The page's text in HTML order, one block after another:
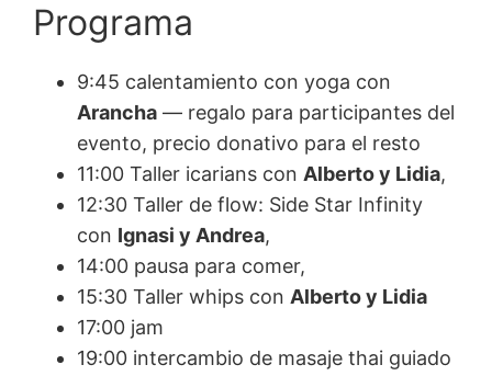
Programa
9:45 calentamiento con yoga con
Arancha — regalo para participantes del
evento, precio donativo para el resto
⁠11:00 Taller icarians conAlberto y Lidia,
⁠12:30 Taller de flow: Side Star Infinity
con Ignasi y Andrea,
⁠14:00 pausa para comer,
⁠15:30 Taller whips conAlberto y Lidia
⁠17:00 jam
⁠19:00 intercambio de masaje thai guiado